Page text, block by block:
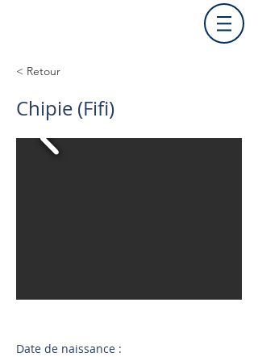
< Retour
Chipie (Fifi)
Date de naissance :